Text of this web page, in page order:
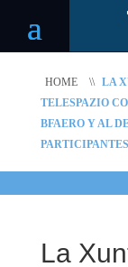
HOME \\ LA
TELESPAZIO
BFAERO Y AL
PARTICIPANTES
La